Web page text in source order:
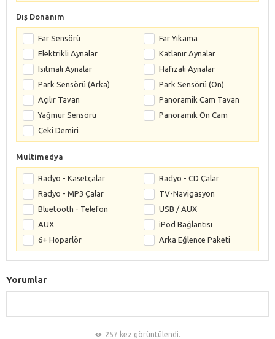
Dış Donanım
Far Sensörü
Far Yıkama
Elektrikli Aynalar
Katlanır Aynalar
Isıtmalı Aynalar
Hafızalı Aynalar
Park Sensörü (Arka)
Park Sensörü (Ön)
Açılır Tavan
Panoramik Cam Tavan
Yağmur Sensörü
Panoramik Ön Cam
Çeki Demiri
Multimedya
Radyo - Kasetçalar
Radyo - CD Çalar
Radyo - MP3 Çalar
TV-Navigasyon
Bluetooth - Telefon
USB / AUX
AUX
iPod Bağlantısı
6+ Hoparlör
Arka Eğlence Paketi
Yorumlar
257 kez görüntülendi.